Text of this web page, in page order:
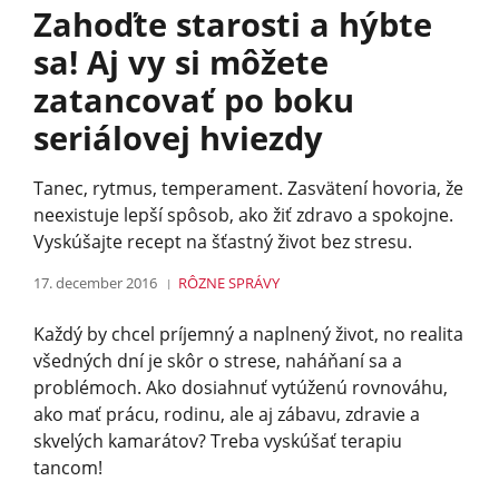
Zahoďte starosti a hýbte
sa! Aj vy si môžete
zatancovať po boku
seriálovej hviezdy
Tanec, rytmus, temperament. Zasvätení hovoria, že
neexistuje lepší spôsob, ako žiť zdravo a spokojne.
Vyskúšajte recept na šťastný život bez stresu.
17. december 2016 RÔZNESPRÁVY
Každý by chcel príjemný a naplnený život, no realita
všedných dní je skôr o strese, naháňaní sa a
problémoch. Ako dosiahnuť vytúženú rovnováhu,
ako mať prácu, rodinu, ale aj zábavu, zdravie a
skvelých kamarátov? Treba vyskúšať terapiu
tancom!